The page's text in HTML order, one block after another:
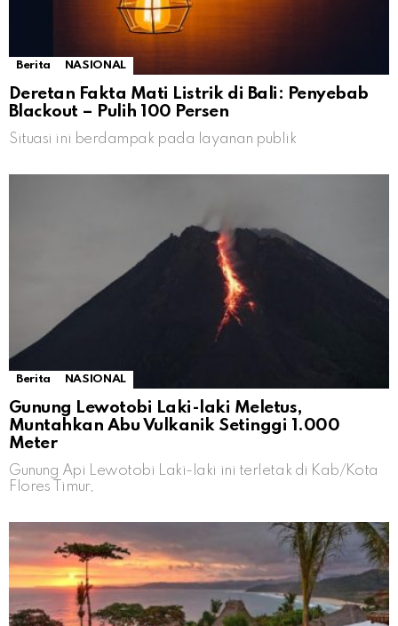
Berita NASIONAL
Deretan Fakta Mati Listrik di Bali: Penyebab
Blackout – Pulih 100 Persen
Situasi ini berdampak pada layanan publik
Berita NASIONAL
Gunung Lewotobi Laki-laki Meletus,
Muntahkan Abu Vulkanik Setinggi 1.000
Meter
Gunung Api Lewotobi Laki-laki ini terletak di Kab/Kota
Flores Timur,